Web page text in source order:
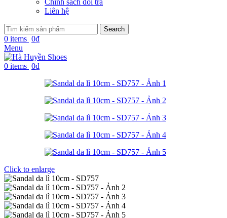
Chính sách đổi trả
Liên hệ
Search
0 items 0₫
Menu
0 items 0₫
Click to enlarge